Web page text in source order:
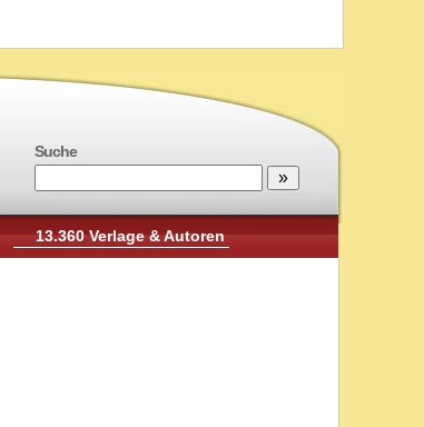
Suche
13.360 Verlage & Autoren